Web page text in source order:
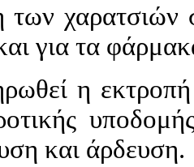
χαρατσιών
για τα
η
και άρδευση.